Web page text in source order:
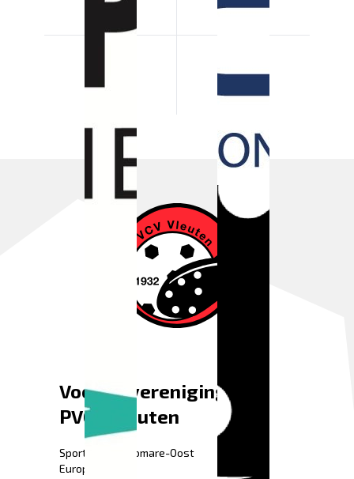
Voetbalvereniging
PVCV Vleuten
Sportpark Fletiomare-Oost
Europaweg 52